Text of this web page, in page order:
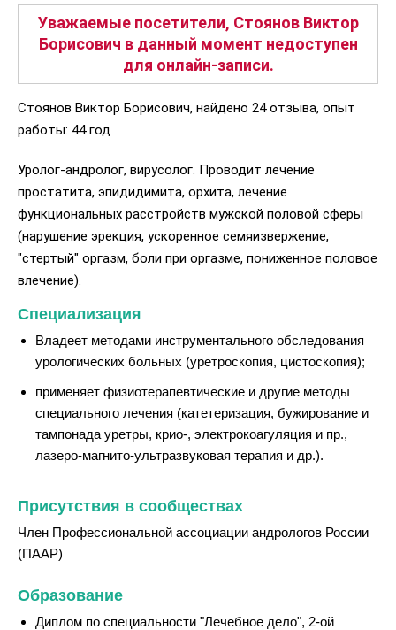
Уважаемые посетители, Стоянов Виктор
Борисович в данный момент недоступен
для онлайн-записи.
Стоянов Виктор Борисович, найдено 24 отзыва, опыт
работы: 44 год
Уролог-андролог, вирусолог. Проводит лечение
простатита, эпидидимита, орхита, лечение
функциональных расстройств мужской половой сферы
(нарушение эрекция, ускоренное семяизвержение,
"стертый" оргазм, боли при оргазме, пониженное половое
влечение).
Специализация
Владеет методами инструментального обследования
урологических больных (уретроскопия, цистоскопия);
применяет физиотерапевтические и другие методы
специального лечения (катетеризация, бужирование и
тампонада уретры, крио-, электрокоагуляция и пр.,
лазеро-магнито-ультразвуковая терапия и др.).
Присутствия в сообществах
Член Профессиональной ассоциации андрологов России
(ПААР)
Образование
Диплом по специальности "Лечебное дело", 2-ой